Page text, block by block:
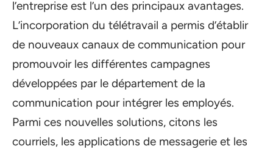
l’entreprise est l’un des principaux avantages.
L’incorporation du télétravail a permis d’établir
de nouveaux canaux de communication pour
promouvoir les différentes campagnes
développées par le département de la
communication pour intégrer les employés.
Parmi ces nouvelles solutions, citons les
courriels, les applications de messagerie et les